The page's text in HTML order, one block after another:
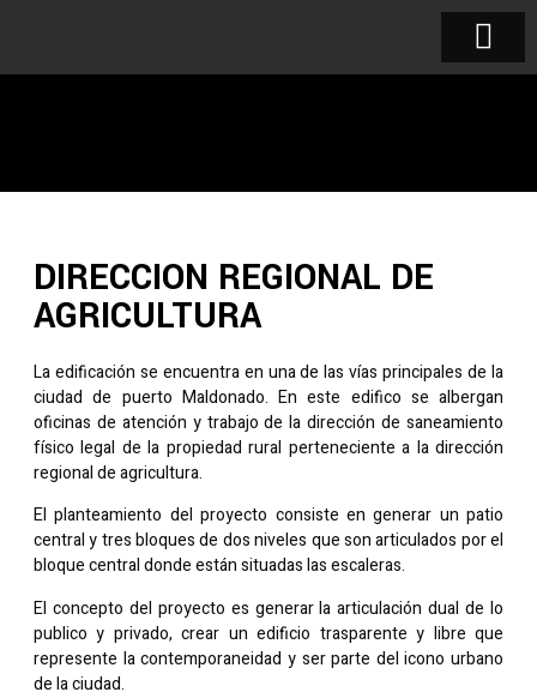
DIRECCION REGIONAL DE
AGRICULTURA
La edificación se encuentra en una de las vías principales de la
ciudad de puerto Maldonado. En este edifico se albergan
oficinas de atención y trabajo de la dirección de saneamiento
físico legal de la propiedad rural perteneciente a la dirección
regional de agricultura.
El planteamiento del proyecto consiste en generar un patio
central y tres bloques de dos niveles que son articulados por el
bloque central donde están situadas las escaleras.
El concepto del proyecto es generar la articulación dual de lo
publico y privado, crear un edificio trasparente y libre que
represente la contemporaneidad y ser parte del icono urbano
de la ciudad.